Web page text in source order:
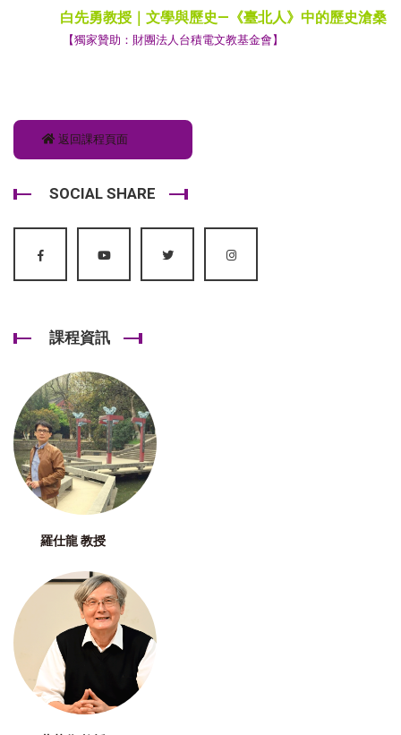
白先勇教授｜文學與歷史—《臺北人》中的歷史滄桑
【獨家贊助： 財團法人台積電文教基金會】
返回課程頁面
SOCIAL SHARE
課程資訊
羅仕龍 教授